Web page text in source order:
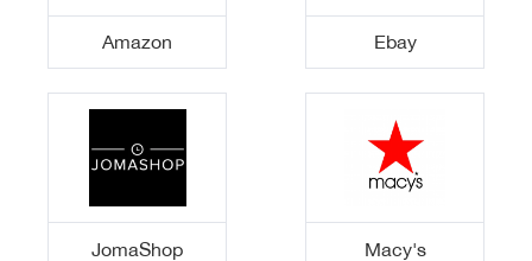
Amazon Ebay
JomaShop Macy's